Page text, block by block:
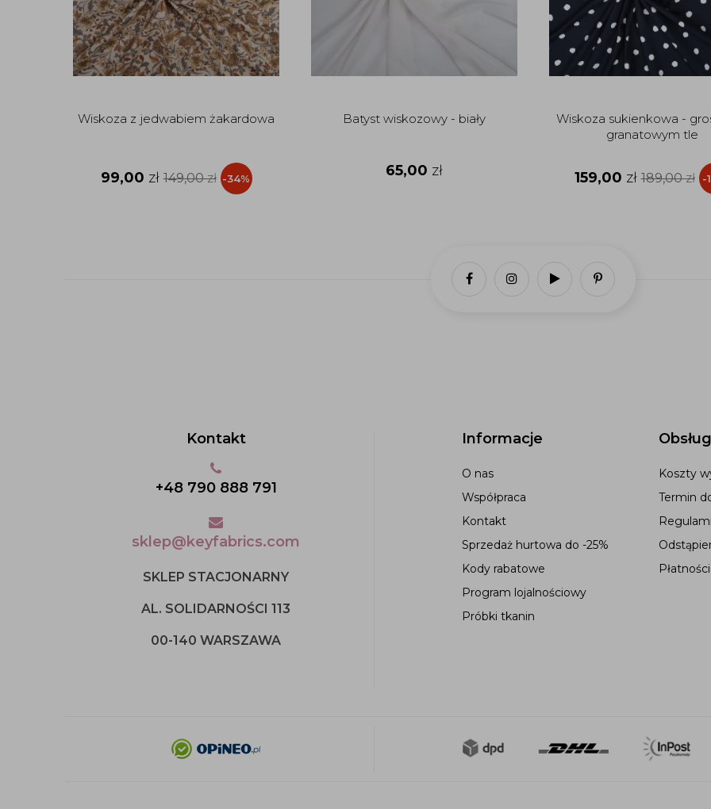
Wiskoza z jedwabiem żakardowa
99,00 zł 149,00zł -34%
Batyst wiskozowy - biały
65,00 zł
Wiskoza sukienkowa -
granatowym tle
159,00 zł 189,00zł -
Informacje
O nas
Współpraca
Kontakt
Sprzedaż hurtowa do -25%
Kody rabatowe
Program lojalnościowy
Próbki tkanin
Koszty
Termin
Płatności
Kontakt
+48 790 888 791
sklep@keyfabrics.com
SKLEP STACJONARNY
AL. SOLIDARNOŚCI 113
00-140 WARSZAWA